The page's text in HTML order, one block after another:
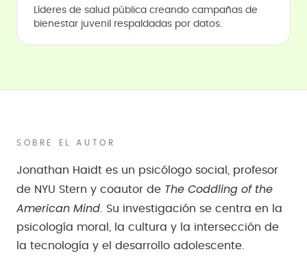
Líderes de salud pública creando campañas de
bienestar juvenil respaldadas por datos.
SOBRE EL AUTOR
Jonathan Haidt es un psicólogo social, profesor
de NYU Stern y coautor de The Coddling of the
American Mind . Su investigación se centra en la
psicología moral, la cultura y la intersección de
la tecnología y el desarrollo adolescente.